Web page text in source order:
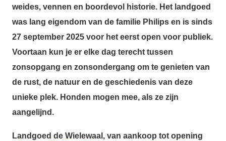
weides, vennen en boordevol historie. Het landgoed
was lang eigendom van de familie Philips en is sinds
27 september 2025 voor het eerst open voor publiek.
Voortaan kun je er elke dag terecht tussen
zonsopgang en zonsondergang om te genieten van
de rust, de natuur en de geschiedenis van deze
unieke plek. Honden mogen mee, als ze zijn
aangelijnd.
Landgoed de Wielewaal, van aankoop tot opening